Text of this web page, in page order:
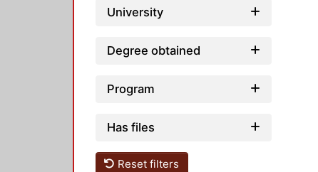
University
Degree obtained
Program
Has files
Reset filters